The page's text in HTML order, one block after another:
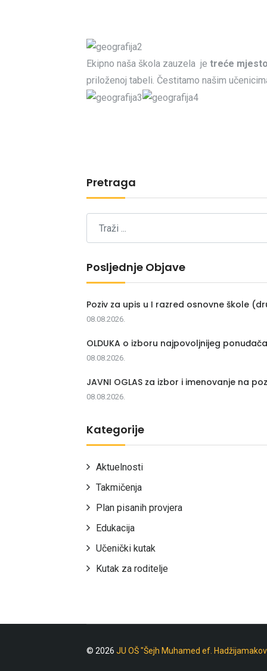
Ekipno naša škola zauzela je treće
priloženoj tabeli. Čestitamo našim
Pretraga
Posljednje Objave
Poziv za upis u I razred osnovne škole
08.08.2026.
OLDUKA o izboru najpovoljnijeg
08.08.2026.
JAVNI OGLAS za izbor i imenovanje na
08.08.2026.
Kategorije
Aktuelnosti
Takmičenja
Plan pisanih provjera
Edukacija
Učenički kutak
Kutak za roditelje
© 2026 JU OŠ "Šejh Muhamed ef.